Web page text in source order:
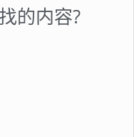
的内容?